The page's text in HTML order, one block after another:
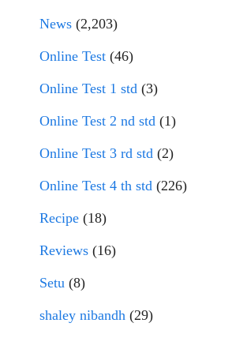
News (2,203)
Online Test (46)
Online Test 1 std (3)
Online Test 2 nd std (1)
Online Test 3 rd std (2)
Online Test 4 th std (226)
Recipe (18)
Reviews (16)
Setu (8)
shaley nibandh (29)